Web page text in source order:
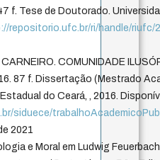
f. Tese de Doutorado.
repositorio.ufc.br/ri/handle/riufc/
COMUNIDADE
87 f. Dissertação (Mestrado
do Ceará, , 2016.
siduece/
2021
e Moral em Ludwig